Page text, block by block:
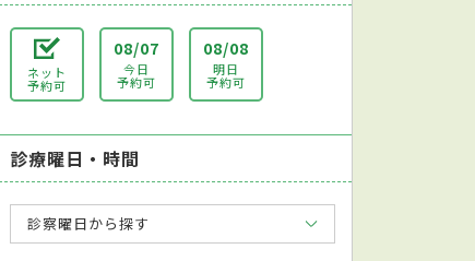
ネット
予約可
08/07
今日
予約可
08/08
明日
予約可
診療曜日・時間
診察曜日から探す